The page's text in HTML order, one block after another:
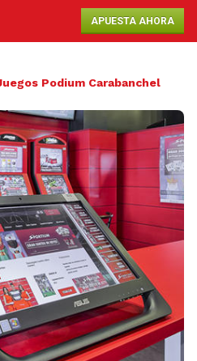
APUESTA AHORA
Podium Carabanchel